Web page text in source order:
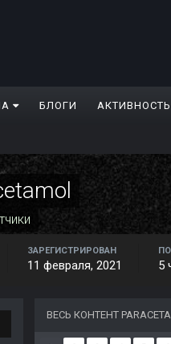
БЛОГИ АКТИВНОСТЬ
ЗАРЕГИСТРИРОВАН
11 февраля, 2021 5
ВЕСЬ КОНТЕНТ